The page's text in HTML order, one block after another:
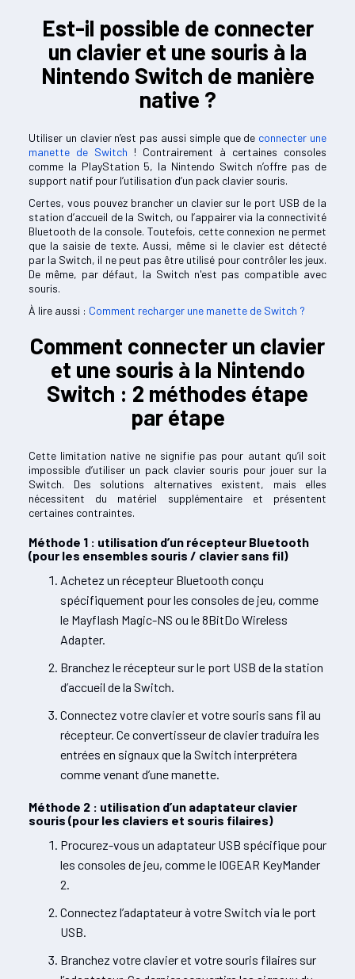
Est-il possible de connecter
un clavier et une souris à la
Nintendo Switch de manière
native ?
Utiliser un clavier n’est pas aussi simple que de connecter une
manette de Switch ! Contrairement à certaines consoles
comme la PlayStation 5, la Nintendo Switch n’offre pas de
support natif pour l’utilisation d’un pack clavier souris.
Certes, vous pouvez brancher un clavier sur le port USB de la
station d’accueil de la Switch, ou l’appairer via la connectivité
Bluetooth de la console. Toutefois, cette connexion ne permet
que la saisie de texte. Aussi, même si le clavier est détecté
par la Switch, il ne peut pas être utilisé pour contrôler les jeux.
De même, par défaut, la Switch n'est pas compatible avec
souris.
À lire aussi : Comment recharger une manette de Switch ?
Comment connecter un clavier
et une souris à la Nintendo
Switch : 2 méthodes étape
par étape
Cette limitation native ne signifie pas pour autant qu’il soit
impossible d’utiliser un pack clavier souris pour jouer sur la
Switch. Des solutions alternatives existent, mais elles
nécessitent du matériel supplémentaire et présentent
certaines contraintes.
Méthode 1 : utilisation d’un récepteur Bluetooth
(pour les ensembles souris / clavier sans fil)
Achetez un récepteur Bluetooth conçu
spécifiquement pour les consoles de jeu, comme
le Mayflash Magic-NS ou le 8BitDo Wireless
Adapter.
Branchez le récepteur sur le port USB de la station
d’accueil de la Switch.
Connectez votre clavier et votre souris sans fil au
récepteur. Ce convertisseur de clavier traduira les
entrées en signaux que la Switch interprétera
comme venant d’une manette.
Méthode 2 : utilisation d’un adaptateur clavier
souris (pour les claviers et souris filaires)
Procurez-vous un adaptateur USB spécifique pour
les consoles de jeu, comme le IOGEAR KeyMander
2.
Connectez l’adaptateur à votre Switch via le port
USB.
Branchez votre clavier et votre souris filaires sur